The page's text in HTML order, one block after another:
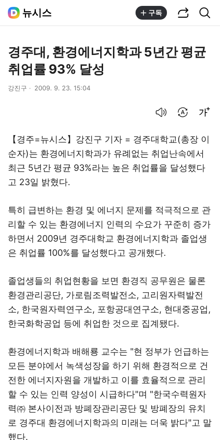
뉴시스 구독
경주대, 환경에너지학과 5년간 평균
취업률 93% 달성
강진구 2009. 9. 23. 15:04
【경주=뉴시스】강진구 기자 = 경주대학교(총장 이
순자)는 환경에너지학과가 유례없는 취업난속에서
최근 5년간 평균 93%라는 높은 취업률을 달성했다
고 23일 밝혔다.
특히 급변하는 환경 및 에너지 문제를 적극적으로 관
리할 수 있는 환경에너지 인력의 수요가 꾸준히 증가
하면서 2009년 경주대학교 환경에너지학과 졸업생
은 취업률 100%를 달성했다고 공개했다.
졸업생들의 취업현황을 보면 환경직 공무원은 물론
환경관리공단, 가로림조력발전소, 고리원자력발전
소, 한국원자력연구소, 포항공대연구소, 현대중공업,
한국화학공업 등에 취업한 것으로 집계됐다.
환경에너지학과 배해룡 교수는 "현 정부가 언급하는
모든 분야에서 녹색성장을 하기 위해 환경적으로 건
전한 에너지자원을 개발하고 이를 효율적으로 관리
할 수 있는 인력 양성이 시급하다"며 "한국수력원자
력㈜ 본사이전과 방폐장관리공단 및 방폐장의 유치
로 경주대 환경에너지학과의 미래는 더욱 밝다"고 말
했다.